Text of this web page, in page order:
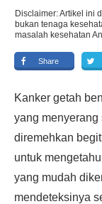
Disclaimer: Artikel ini
bukan tenaga
masalah kesehatan
Share
Kanker getah
yang menyerang
diremehkan
untuk
yang mudah
mendeteksinya